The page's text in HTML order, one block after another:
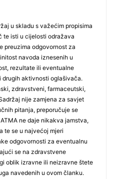
u skladu s važećim propisima
te isti u cijelosti odražava
preuzima odgovornost za
navoda iznesenih u
rezultate ili eventualne
drugih aktivnosti oglašivača.
zdravstveni, farmaceutski,
nije zamjena za savjet
pitanja, preporučuje se
ne daje nikakva jamstva,
te se u najvećoj mjeri
odgovornosti za eventualnu
se na zdravstvene
oblik izravne ili neizravne štete
navedenih u ovom članku.